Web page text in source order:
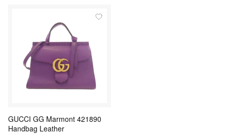
GUCCI GG Marmont 421890
Handbag Leather